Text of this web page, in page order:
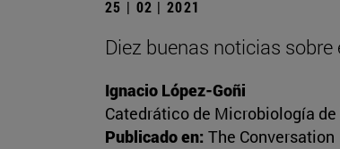
25 | 02 | 2021
Diez buenas noticias
Ignacio López-Goñi
Catedrático de Microbiología
Publicado en: The Conversation